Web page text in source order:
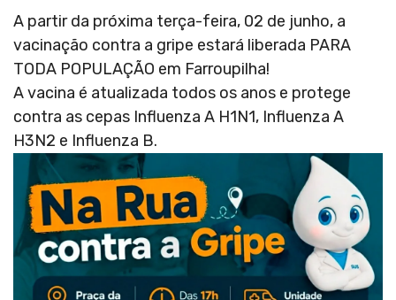
A partir da próxima terça-feira, 02 de junho, a
vacinação contra a gripe estará liberada PARA
TODA POPULAÇÃO em Farroupilha!
A vacina é atualizada todos os anos e protege
contra as cepas Influenza A H1N1, Influenza A
H3N2 e Influenza B.